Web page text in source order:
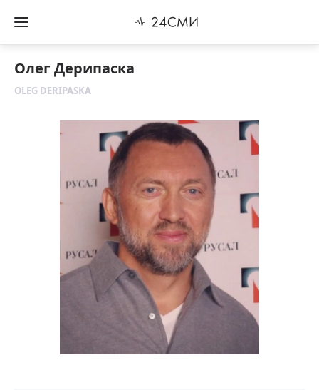
Олег Дерипаска
OLEG DERIPASKA